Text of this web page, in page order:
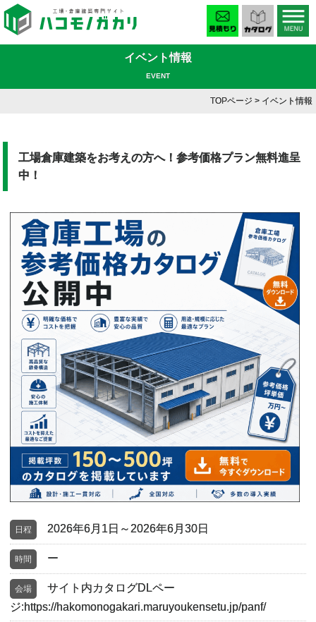
イベント情報
EVENT
TOPページ > イベント情報
工場倉庫建築をお考えの方へ！参考価格プラン無料進呈
中！
日程 2026年6月1日～2026年6月30日
時間 ー
会場
サイト内カタログDLペー
ジ:https://hakomonogakari.maruyoukensetu.jp/panf/